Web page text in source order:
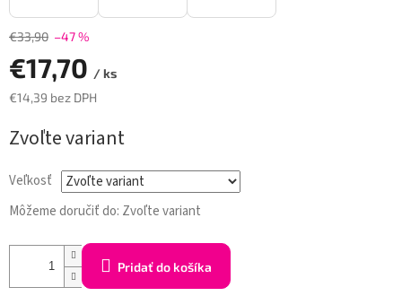
€33,90 –47 %
€17,70 / ks
€14,39 bez DPH
cena:
Zvoľte variant
Veľkosť
Môžeme doručiť do: Zvoľte variant
Pridať do košíka